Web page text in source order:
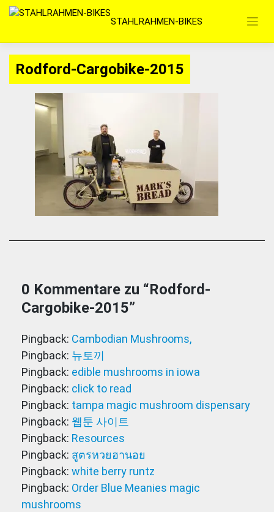
Zum
springen
STAHLRAHMEN-BIKES
Rodford-Cargobike-2015
0 Kommentare zu “Rodford-
Cargobike-2015”
Pingback: Cambodian Mushrooms,
Pingback: 뉴토끼
Pingback: edible mushrooms in iowa
Pingback: click to read
Pingback: tampa magic mushroom dispensary
Pingback: 웹툰 사이트
Pingback: Resources
Pingback: สูตรหวยฮานอย
Pingback: white berry runtz
Pingback: Order Blue Meanies magic
mushrooms